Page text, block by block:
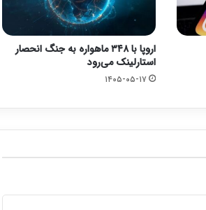
اروپا با ۳۴۸ ماهواره به جنگ انحصار
استارلینک می‌رود
۱۴۰۵-۰۵-۱۷